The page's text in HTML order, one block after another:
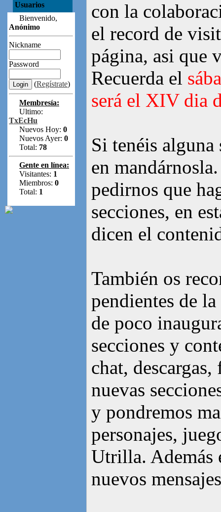
Usuarios
Bienvenido,
Anónimo
Nickname
Password
(Regístrate)
Membresía:
Ultimo:
TxEcHu
Nuevos Hoy: 0
Nuevos Ayer: 0
Total: 78
Gente en línea:
Visitantes: 1
Miembros: 0
Total: 1
con la
el record de
página, asi que
Recuerda el
será el XIV dia
Si tenéis alguna
en
pedirnos que
secciones, en
dicen el
También os
pendientes de
de poco
secciones y
chat,
nuevas
y pondremos
personajes,
Utrilla. Además
nuevos